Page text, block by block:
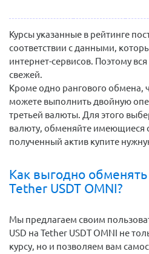
Курсы указанные в рейтинге
соответствии с данными,
интернет-сервисов. Поэтому
свежей.
Кроме одно рангового обмена,
можете выполнить двойную
третьей валюты. Для этого
валюту, обменяйте имеющиеся
полученный актив купите
Как выгодно обменять
Tether USDT OMNI?
Мы предлагаем своим
USD на Tether USDT OMNI не
курсу, но и позволяем вам